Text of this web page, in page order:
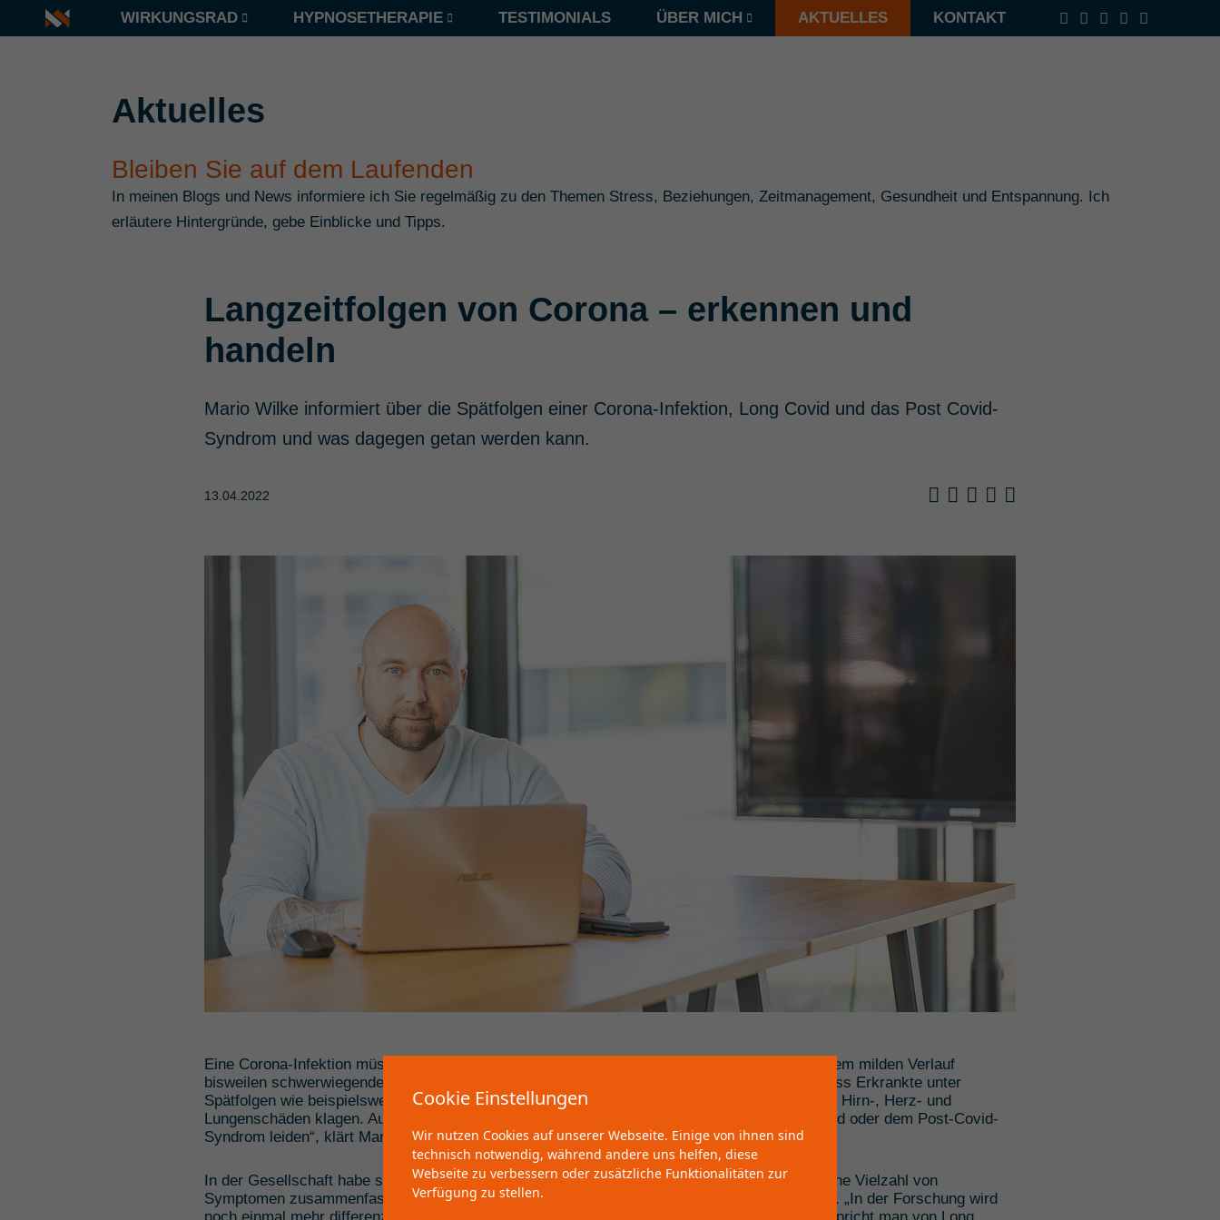
WIRKUNGSRAD HYPNOSETHERAPIE TESTIMONIALS ÜBER MICH AKTUELLES KONTAKT
Aktuelles
Bleiben Sie auf dem Laufenden
In meinen Blogs und News informiere ich Sie regelmäßig zu den Themen Stress, Beziehungen, Zeitmanagement, Gesundheit und Entspannung. Ich
erläutere Hintergründe, gebe Einblicke und Tipps.
Langzeitfolgen von Corona – erkennen und
handeln
Mario Wilke informiert über die Spätfolgen einer Corona-Infektion, Long Covid und das Post Covid-
Syndrom und was dagegen getan werden kann.
13.04.2022
Eine Corona-Infektion müsse nicht immer schwerwiegend sein, dennoch können auch bei einem milden Verlauf
bisweilen schwerwiegende Langzeitfolgen auftreten. „Untersuchungen und Studien zeigen, dass Erkrankte unter
Spätfolgen wie beispielsweise dauerhafter Erschöpfung, Konzentrationsproblemen oder sogar Hirn-, Herz- und
Lungenschäden klagen. Auch jüngere Menschen ohne Vorerkrankung können unter Long Covid oder dem Post-Covid-
Syndrom leiden“, klärt Mario Wilke auf.
In der Gesellschaft habe sich vor allem der Begriff Long Covid etabliert, der stellvertretend eine Vielzahl von
Symptomen zusammenfasst, die noch lange nach der eigentlichen Corona-Infektion auftreten. „In der Forschung wird
Cookie Einstellungen
Wir nutzen Cookies auf unserer Webseite. Einige von ihnen sind
technisch notwendig, während andere uns helfen, diese
Webseite zu verbessern oder zusätzliche Funktionalitäten zur
Verfügung zu stellen.